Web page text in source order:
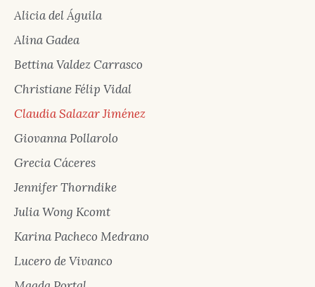
Alicia del Águila
Alina Gadea
Bettina Valdez Carrasco
Christiane Félip Vidal
Claudia Salazar Jiménez
Giovanna Pollarolo
Grecia Cáceres
Jennifer Thorndike
Julia Wong Kcomt
Karina Pacheco Medrano
Lucero de Vivanco